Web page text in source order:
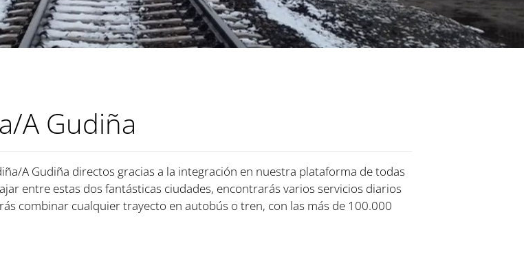
A Gudiña
A Gudiña directos gracias a la integración en nuestra plataforma de todas
entre estas dos fantásticas ciudades, encontrarás varios servicios diarios
combinar cualquier trayecto en autobús o tren, con las más de 100.000